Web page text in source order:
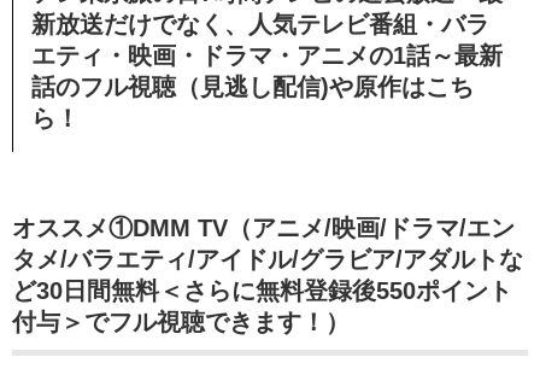
新放送だけでなく、人気テレビ番組・バラ
エティ・映画・ドラマ・アニメの1話～最新
話のフル視聴（見逃し配信)や原作はこち
ら！
オススメ①DMM TV（アニメ/映画/ドラマ/エン
タメ/バラエティ/アイドル/グラビア/アダルトな
ど30日間無料＜さらに無料登録後550ポイント
付与＞でフル視聴できます！）